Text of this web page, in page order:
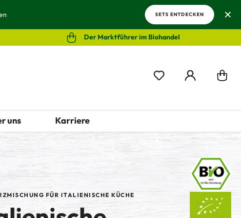
SETS ENTDECKEN
Der Marktführer im Biohandel
uns Karriere
FÜR ITALIENISCHE KÜCHE